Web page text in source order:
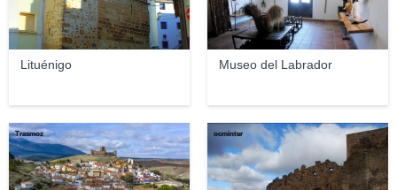
Lituénigo Museo del Labrador
Trasmoz ocminter